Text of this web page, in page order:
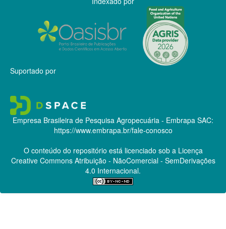
Suportado por
Empresa Brasileira de Pesquisa Agropecuária - Embrapa SAC:
https://www.embrapa.br/fale-conosco
O conteúdo do repositório está licenciado sob a Licença
Creative CommonsAtribuição - NãoComercial - SemDerivações
4.0 Internacional.